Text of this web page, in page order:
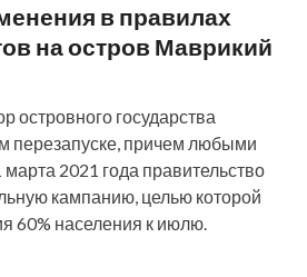
в правилах
на остров Маврикий
островного государства
перезапуске, причем любыми
2021 года правительство
кампанию, целью которой
60% населения к июлю.